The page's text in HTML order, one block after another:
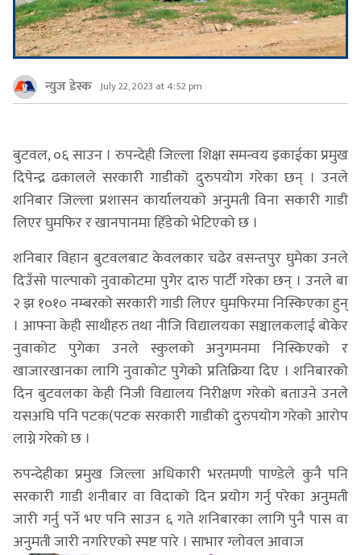
न्युज डेस्क July 22, 2023 at 4:52 pm
बुटवल, ०६ साउन । रुपन्देही जिल्ला शिक्षा समन्वय इकाईका प्रमुख
दिपेन्द्र ढकालले सरकारी गाडीको दुरुपयोग गरेका छन् । उनले
शनिबार जिल्ला प्रशासन कार्यालयको अनुमती विना सकारी गाडी
लिएर घुमफिर र खानपानमा हिँडेको भेटिएको छ ।
शनिबार विहान बुटवलबाट केवलकार चढेर वसन्तपुर घुमेका उनले
दिउँसो पाल्पाको नुवाकोटमा पुगेर दारु पार्टी गरेका छन् । उनले बा
२ झ १०१० नम्बरको सरकारी गाडी लिएर घुमफिरमा निस्किएका हुन्
। आफ्ना केही साथीहरु तथा नीजि विद्यालयका सञ्चालकलाई बोकेर
नुवाकोट पुगेका उनले स्कुलको अनुगमनमा निस्किएको र
खाजारखानका लागि नुवाकोट पुगेको प्रतिक्रिया दिए । शनिबारको
दिन बुटवलका केही निजी विद्यालय निरीक्षण गरेको बताउने उनले
यसअघि पनि पटक(पटक सरकारी गाडीको दुरुपयोग गरेको आरोप
लाग्ने गरेको छ ।
रुपन्देहीका प्रमुख जिल्ला अधिकारी भरतमणी पाण्डेले कुनै पनि
सरकारी गाडी शनीबार वा विदाको दिन प्रयोग गर्नु परेका अनुमती
जारी गर्नु पर्ने भए पनि साउन ६ गते शनिबारका लागि पुनै पास वा
अनुमती जारी नगरिएको स्पष्ट पारे । साभार ग्लोवल आवाज